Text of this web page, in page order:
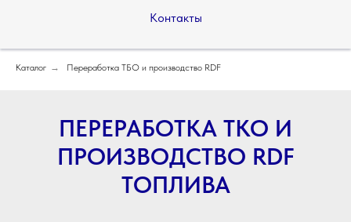
Контакты
Каталог → Переработка ТБО и производство RDF
ПЕРЕРАБОТКА ТКО И
ПРОИЗВОДСТВО RDF
ТОПЛИВА